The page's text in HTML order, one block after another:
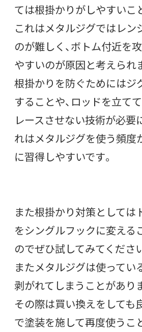
ては根掛かりがしやすいこ
これはメタルジグではレン
のが難しく、ボトム付近を
やすいのが原因と考えられ
根掛かりを防ぐためにはジ
することや、ロッドを立て
レースさせない技術が必要
れはメタルジグを使う頻度
に習得しやすいです。
また根掛かり対策としては
をシングルフックに変える
のでぜひ試してみてくださ
またメタルジグは使ってい
剥がれてしまうことがあり
その際は買い換えをしても
で塗装を施して再度使うこ